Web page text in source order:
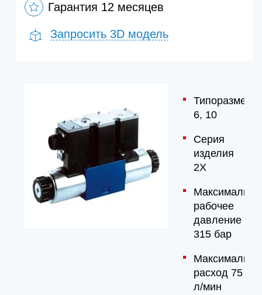
Гарантия 12 месяцев
Запросить 3D модель
Типоразмер
6, 10
Серия
изделия
2X
рабочее
давление
315 бар
расход 75
л/мин